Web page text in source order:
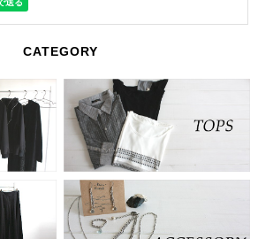
CATEGORY